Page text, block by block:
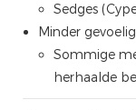
Sedges
Minder
Sommige
herhaalde